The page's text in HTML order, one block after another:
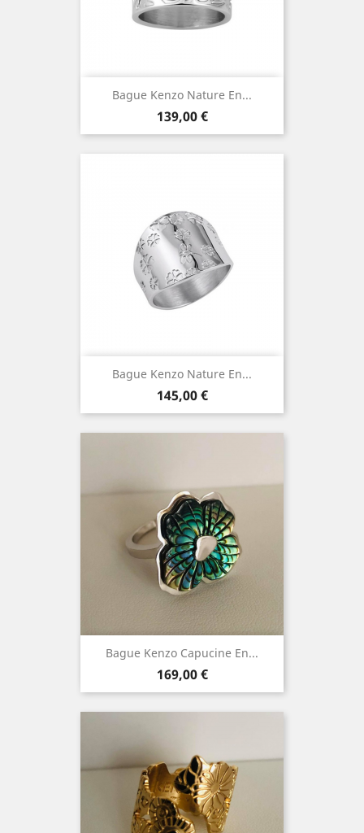
Bague Kenzo Nature En...
Prix
139,00 €
Bague Kenzo Nature En...
Prix
145,00 €
Bague Kenzo Capucine En...
Prix
169,00 €